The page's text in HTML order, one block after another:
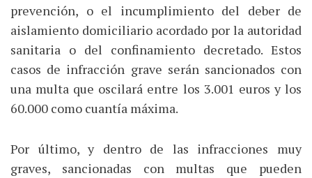
prevención, o el incumplimiento del deber de
aislamiento domiciliario acordado por la autoridad
sanitaria o del confinamiento decretado. Estos
casos de infracción grave serán sancionados con
una multa que oscilará entre los 3.001 euros y los
60.000 como cuantía máxima.
Por último, y dentro de las infracciones muy
graves, sancionadas con multas que pueden